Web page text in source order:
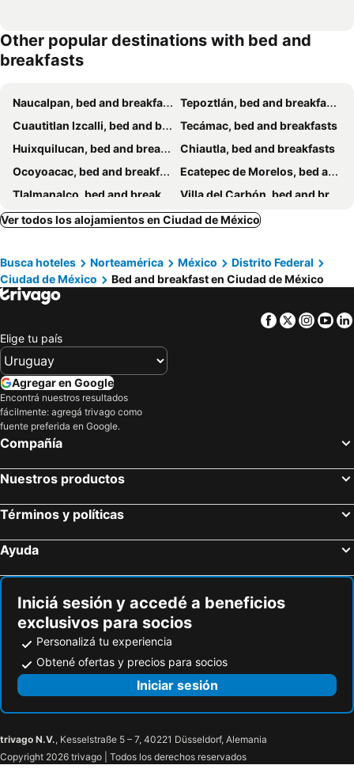
Other popular destinations with bed and
breakfasts
Naucalpan, bed and breakfasts
Tepoztlán, bed and breakfasts
Cuautitlan Izcalli, bed and breakfasts
Tecámac, bed and breakfasts
Huixquilucan, bed and breakfasts
Chiautla, bed and breakfasts
Ocoyoacac, bed and breakfasts
Ecatepec de Morelos, bed and breakfasts
Tlalmanalco, bed and breakfasts
Villa del Carbón, bed and breakfasts
Nezahualcóyotl, bed and breakfasts
Teotihuacan de Arista, bed and breakfasts
Ver todos los alojamientos en Ciudad de México
Busca hoteles Norteamérica México
Distrito Federal
Ciudad de México
Bed and breakfast en Ciudad de México
Facebook
Twitter
Elige tu país
Agregar en Google
Encontrá nuestros resultados
fácilmente: agregá trivago como
fuente preferida en Google.
Compañía
Nuestros productos
Términos y políticas
Ayuda
Iniciá sesión y accedé a beneficios
exclusivos para socios
Personalizá tu experiencia
Obtené ofertas y precios para socios
Iniciar sesión
trivago N.V., Kesselstraße 5 – 7, 40221 Düsseldorf, Alemania
Copyright 2026 trivago | Todos los derechos reservados